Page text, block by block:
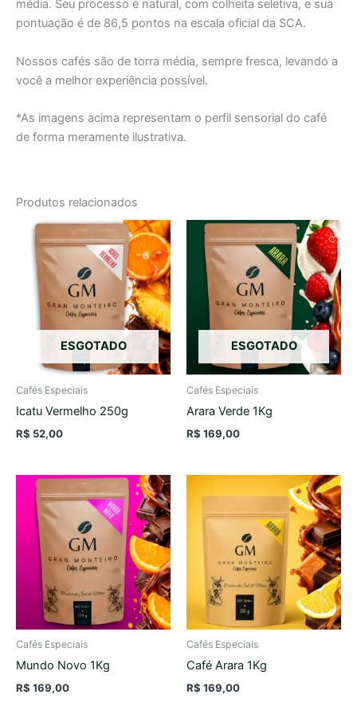
média. Seu processo é natural, com colheita seletiva, e sua
pontuação é de 86,5 pontos na escala oficial da SCA.
Nossos cafés são de torra média, sempre fresca, levando a
você a melhor experiência possível.
*As imagens acima representam o perfil sensorial do café
de forma meramente ilustrativa.
Produtos relacionados
ESGOTADO
Cafés Especiais
Icatu Vermelho 250g
R$ 52,00
ESGOTADO
Cafés Especiais
Arara Verde 1Kg
R$ 169,00
Cafés Especiais
Mundo Novo 1Kg
R$ 169,00
Cafés Especiais
Café Arara 1Kg
R$ 169,00